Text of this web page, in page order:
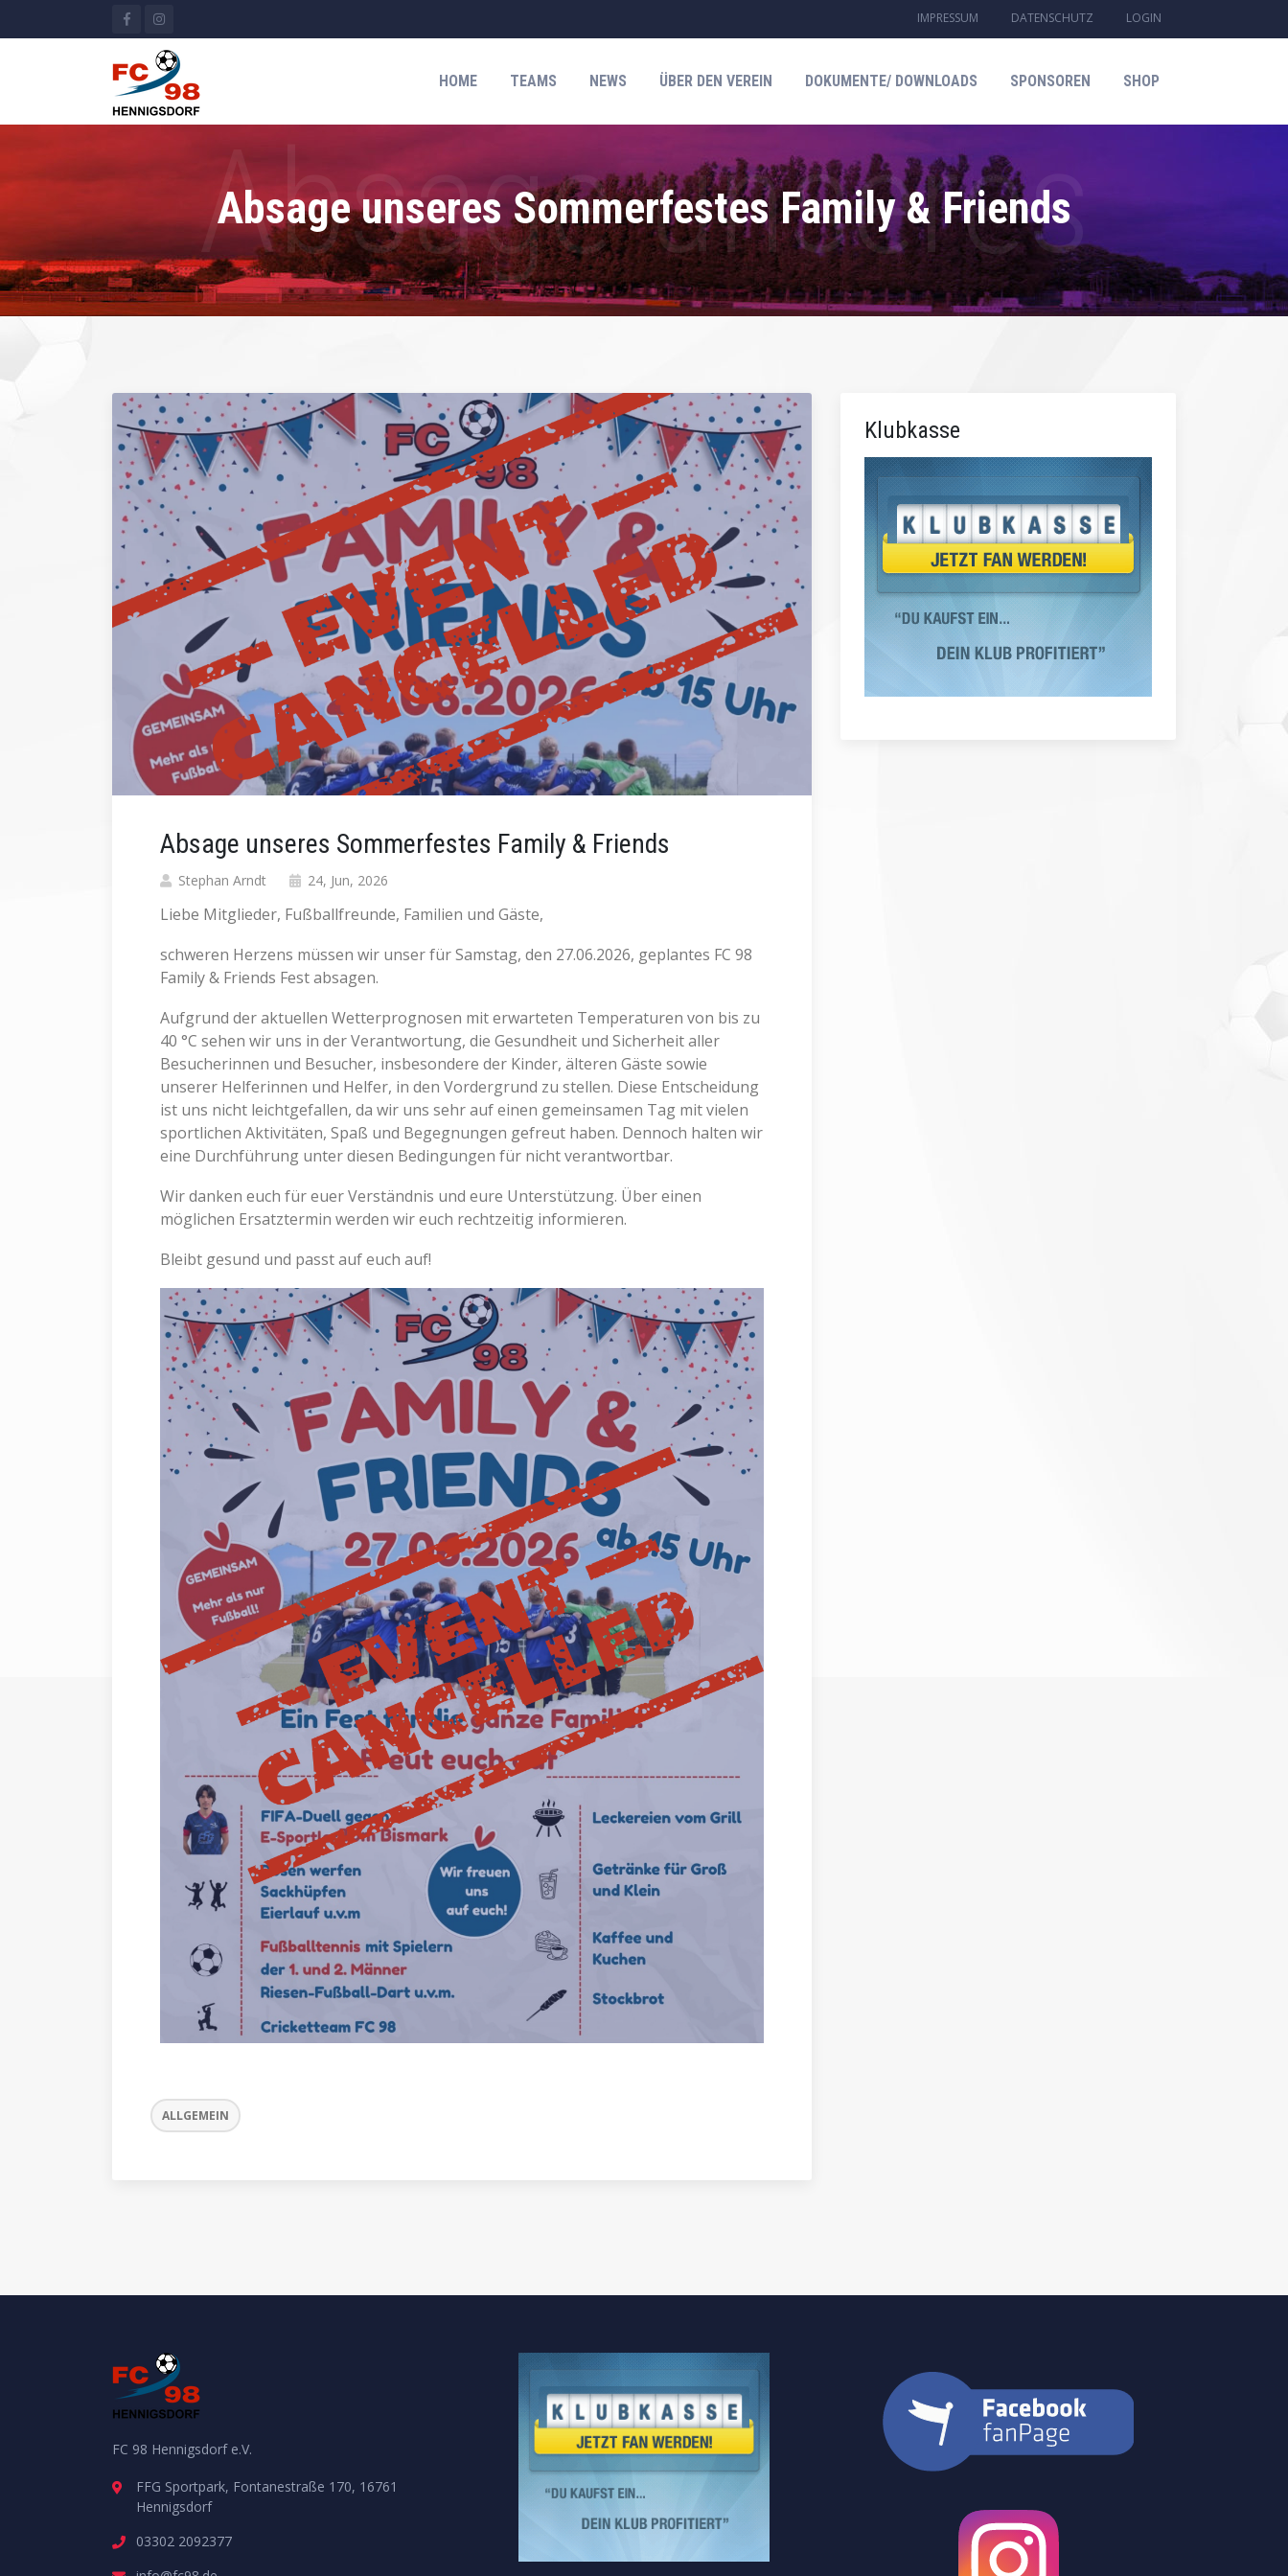
IMPRESSUM DATENSCHUTZ LOGIN
HOME TEAMS NEWS ÜBER DEN VEREIN DOKUMENTE/ DOWNLOADS SPONSOREN SHOP
Absage unseres Sommerfestes Family & Friends
Absage unseres Sommerfestes Family & Friends
Stephan Arndt 24, Jun, 2026
Liebe Mitglieder, Fußballfreunde, Familien und Gäste,
schweren Herzens müssen wir unser für Samstag, den 27.06.2026, geplantes FC 98
Family & Friends Fest absagen.
Aufgrund der aktuellen Wetterprognosen mit erwarteten Temperaturen von bis zu
40 °C sehen wir uns in der Verantwortung, die Gesundheit und Sicherheit aller
Besucherinnen und Besucher, insbesondere der Kinder, älteren Gäste sowie
unserer Helferinnen und Helfer, in den Vordergrund zu stellen. Diese Entscheidung
ist uns nicht leichtgefallen, da wir uns sehr auf einen gemeinsamen Tag mit vielen
sportlichen Aktivitäten, Spaß und Begegnungen gefreut haben. Dennoch halten wir
eine Durchführung unter diesen Bedingungen für nicht verantwortbar.
Wir danken euch für euer Verständnis und eure Unterstützung. Über einen
möglichen Ersatztermin werden wir euch rechtzeitig informieren.
Bleibt gesund und passt auf euch auf!
ALLGEMEIN
Klubkasse
FC 98 Hennigsdorf e.V.
FFG Sportpark, Fontanestraße 170, 16761
Hennigsdorf
03302 2092377